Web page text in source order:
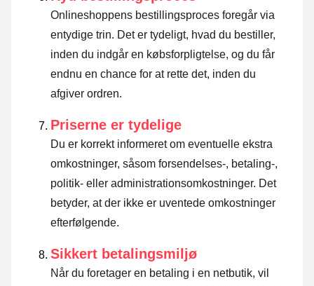
Onlineshoppens bestillingsproces foregår via
entydige trin. Det er tydeligt, hvad du bestiller,
inden du indgår en købsforpligtelse, og du får
endnu en chance for at rette det, inden du
afgiver ordren.
Priserne er tydelige
Du er korrekt informeret om eventuelle ekstra
omkostninger, såsom forsendelses-, betaling-,
politik- eller administrationsomkostninger. Det
betyder, at der ikke er uventede omkostninger
efterfølgende.
Sikkert betalingsmiljø
Når du foretager en betaling i en netbutik, vil